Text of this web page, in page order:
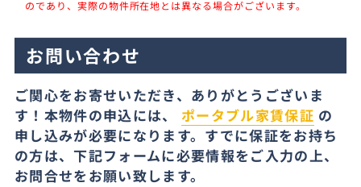
のであり、実際の物件所在地とは異なる場合がございます。
お問い合わせ
ご関心をお寄せいただき、ありがとうございま
す！本物件の申込には、 ポータブル家賃保証 の
申し込みが必要になります。すでに保証をお持ち
の方は、下記フォームに必要情報をご入力の上、
お問合せをお願い致します。